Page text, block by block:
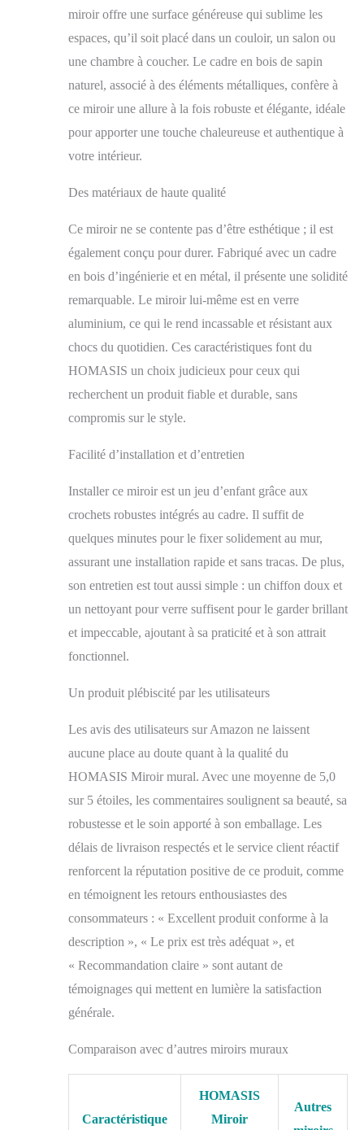
fabriqués en verre de
haute qualité, en
aluminium revêtu par
pulvérisation, en
métal robuste qui
garantissent une longue
durée de vie. Vous
construction solide.
maison~ Ce miroir de
salle de bain HD est
haute qualité et offre
une réflexion claire qui
illumine la pièce et
plus vivante. Il
agrandit visuellement
spacieux. Crochets
déjà équipé de crochets
qui permettent un
outre, la surface facile
à nettoyer vous permet
d'avoir toujours un
miroir de couloir clair.
~Miroir mural
multifonctionnel ~ La
ce miroir mural
nombreuses occasions.
de beauté et de
l'accrocher dans le
couloir, le salon, la
chambre ou la salle de
miroir offre une surface généreuse qui sublime les
espaces, qu’il soit placé dans un couloir, un salon ou
une chambre à coucher. Le cadre en bois de sapin
naturel, associé à des éléments métalliques, confère à
ce miroir une allure à la fois robuste et élégante, idéale
pour apporter une touche chaleureuse et authentique à
votre intérieur.
Des matériaux de haute qualité
Ce miroir ne se contente pas d’être esthétique ; il est
également conçu pour durer. Fabriqué avec un cadre
en bois d’ingénierie et en métal, il présente une solidité
remarquable. Le miroir lui-même est en verre
aluminium, ce qui le rend incassable et résistant aux
chocs du quotidien. Ces caractéristiques font du
HOMASIS un choix judicieux pour ceux qui
recherchent un produit fiable et durable, sans
compromis sur le style.
Facilité d’installation et d’entretien
Installer ce miroir est un jeu d’enfant grâce aux
crochets robustes intégrés au cadre. Il suffit de
quelques minutes pour le fixer solidement au mur,
assurant une installation rapide et sans tracas. De plus,
son entretien est tout aussi simple : un chiffon doux et
un nettoyant pour verre suffisent pour le garder brillant
et impeccable, ajoutant à sa praticité et à son attrait
fonctionnel.
Un produit plébiscité par les utilisateurs
Les avis des utilisateurs sur Amazon ne laissent
aucune place au doute quant à la qualité du
HOMASIS Miroir mural. Avec une moyenne de 5,0
sur 5 étoiles, les commentaires soulignent sa beauté, sa
robustesse et le soin apporté à son emballage. Les
délais de livraison respectés et le service client réactif
renforcent la réputation positive de ce produit, comme
en témoignent les retours enthousiastes des
consommateurs : « Excellent produit conforme à la
description », « Le prix est très adéquat », et
« Recommandation claire » sont autant de
témoignages qui mettent en lumière la satisfaction
générale.
Comparaison avec d’autres miroirs muraux
Caractéristique
HOMASIS
Miroir
Autres